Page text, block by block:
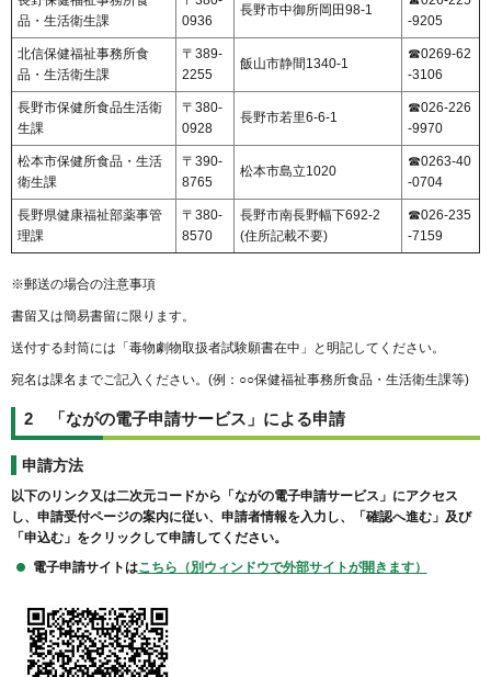
品・生活衛生課
0936
長野市中御所岡田98-1
-9205
北信保健福祉事務所食
品・生活衛生課
〒389-
2255
飯山市静間1340-1
☎0269-62
-3106
長野市保健所食品生活衛
生課
〒380-
0928
長野市若里6-6-1
☎026-226
-9970
松本市保健所食品・生活
衛生課
〒390-
8765
松本市島立1020
☎0263-40
-0704
長野県健康福祉部薬事管
理課
〒380-
8570
長野市南長野幅下692-2
(住所記載不要)
☎026-235
-7159
※郵送の場合の注意事項
書留又は簡易書留に限ります。
送付する封筒には「毒物劇物取扱者試験願書在中」と明記してください。
宛名は課名までご記入ください。(例：○○保健福祉事務所食品・生活衛生課等)
2 「ながの電子申請サービス」による申請
申請方法
以下のリンク又は二次元コードから「ながの電子申請サービス」にアクセス
し、申請受付ページの案内に従い、申請者情報を入力し、「確認へ進む」及び
「申込む」をクリックして申請してください。
電子申請サイトはこちら（別ウィンドウで外部サイトが開きます）